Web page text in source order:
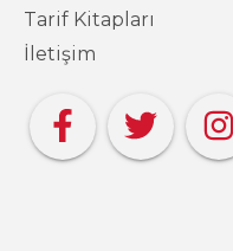
Tarif Kitapları
İletişim